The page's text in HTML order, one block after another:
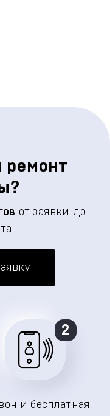
ремонт
от заявки до
2
и бесплатная